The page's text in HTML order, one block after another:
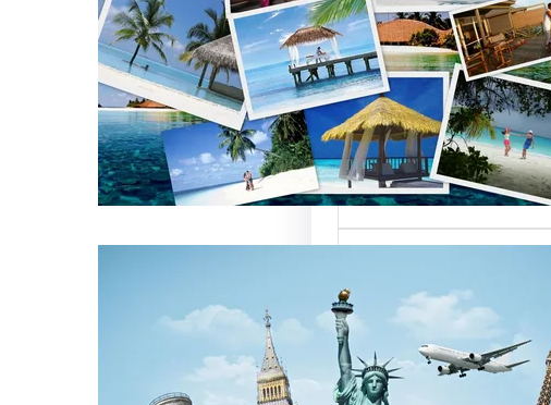
السياحة العالمية على
السوق
أسماء شركات السياحة
العالمية تعتبر من العناصر
الأساسية التي تؤثر…
تقدم شركات السياحة
بمصر خدمات متميزة